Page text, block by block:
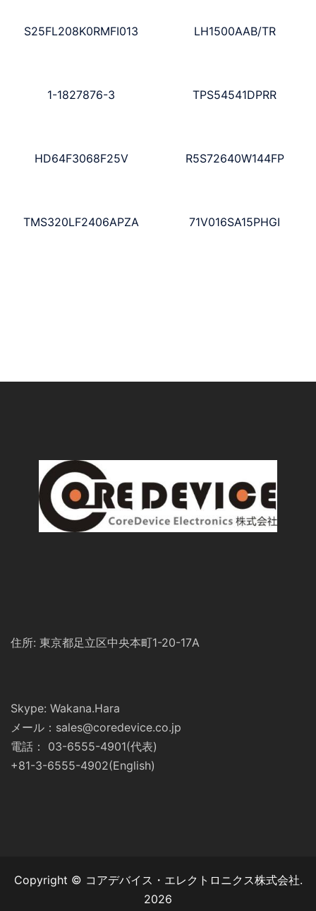
S25FL208K0RMFI013 LH1500AAB/TR
1-1827876-3 TPS54541DPRR
HD64F3068F25V R5S72640W144FP
TMS320LF2406APZA 71V016SA15PHGI
住所: 東京都足立区中央本町1-20-17A
Skype: Wakana.Hara
メール：sales@coredevice.co.jp
電話： 03-6555-4901(代表)
+81-3-6555-4902(English)
Copyright © コアデバイス・エレクトロニクス株式会社.
2026